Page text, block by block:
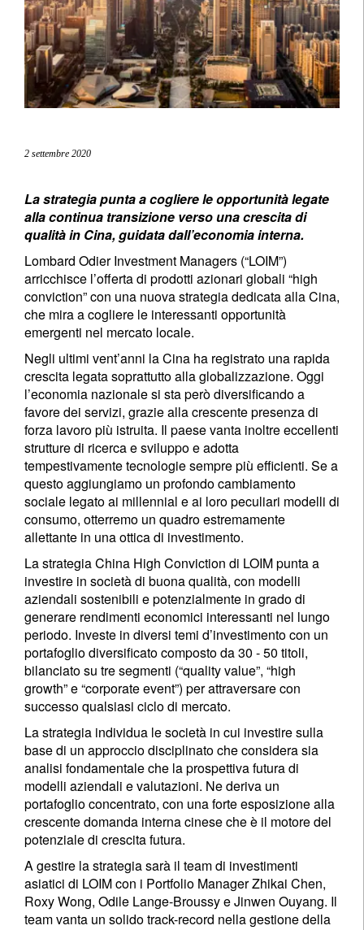
2 settembre 2020
La strategia punta a cogliere le opportunità legate
alla continua transizione verso una crescita di
qualità in Cina, guidata dall’economia interna.
Lombard Odier Investment Managers (“LOIM”)
arricchisce l’offerta di prodotti azionari globali “high
conviction” con una nuova strategia dedicata alla Cina,
che mira a cogliere le interessanti opportunità
emergenti nel mercato locale.
Negli ultimi vent’anni la Cina ha registrato una rapida
crescita legata soprattutto alla globalizzazione. Oggi
l’economia nazionale si sta però diversificando a
favore dei servizi, grazie alla crescente presenza di
forza lavoro più istruita. Il paese vanta inoltre eccellenti
strutture di ricerca e sviluppo e adotta
tempestivamente tecnologie sempre più efficienti. Se a
questo aggiungiamo un profondo cambiamento
sociale legato ai millennial e ai loro peculiari modelli di
consumo, otterremo un quadro estremamente
allettante in una ottica di investimento.
La strategia China High Conviction di LOIM punta a
investire in società di buona qualità, con modelli
aziendali sostenibili e potenzialmente in grado di
generare rendimenti economici interessanti nel lungo
periodo. Investe in diversi temi d’investimento con un
portafoglio diversificato composto da 30 - 50 titoli,
bilanciato su tre segmenti (“quality value”, “high
growth” e “corporate event”) per attraversare con
successo qualsiasi ciclo di mercato.
La strategia individua le società in cui investire sulla
base di un approccio disciplinato che considera sia
analisi fondamentale che la prospettiva futura di
modelli aziendali e valutazioni. Ne deriva un
portafoglio concentrato, con una forte esposizione alla
crescente domanda interna cinese che è il motore del
potenziale di crescita futura.
A gestire la strategia sarà il team di investimenti
asiatici di LOIM con i Portfolio Manager Zhikai Chen,
Roxy Wong, Odile Lange-Broussy e Jinwen Ouyang. Il
team vanta un solido track-record nella gestione della